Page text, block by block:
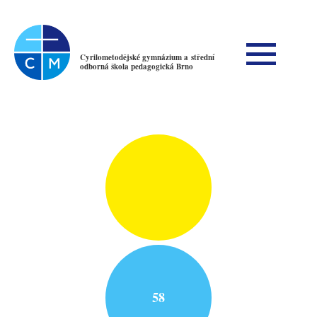
Cyrilometodějské gymnázium a střední
odborná škola pedagogická Brno
58